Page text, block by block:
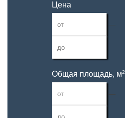
Цена
—
Общая площадь, м2
—